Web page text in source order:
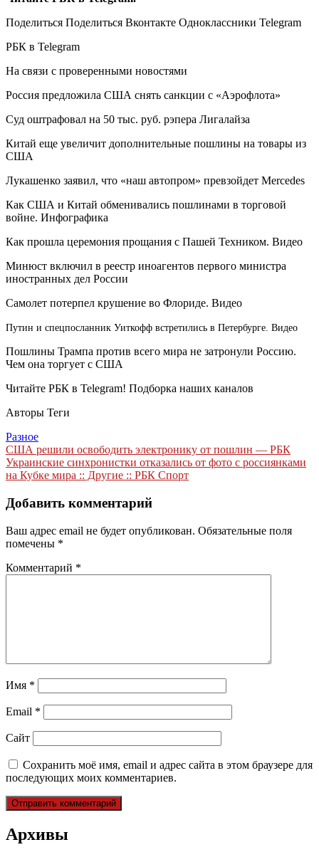
Поделиться Поделиться Вконтакте Одноклассники Telegram
РБК в Telegram
На связи с проверенными новостями
Россия предложила США снять санкции с «Аэрофлота»
Суд оштрафовал на 50 тыс. руб. рэпера Лигалайза
Китай еще увеличит дополнительные пошлины на товары из
США
Лукашенко заявил, что «наш автопром» превзойдет Mercedes
Как США и Китай обменивались пошлинами в торговой
войне. Инфографика
Как прошла церемония прощания с Пашей Техником. Видео
Минюст включил в реестр иноагентов первого министра
иностранных дел России
Самолет потерпел крушение во Флориде. Видео
Путин и спецпосланник Уиткофф встретились в Петербурге. Видео
Пошлины Трампа против всего мира не затронули Россию.
Чем она торгует с США
Читайте РБК в Telegram! Подборка наших каналов
Авторы Теги
Разное
Навигация
по
США решили освободить электронику от пошлин — РБК
Украинские синхронистки отказались от фото с россиянками
на Кубке мира :: Другие :: РБК Спорт
Добавить комментарий
Ваш адрес email не будет опубликован. Обязательные поля
помечены *
Комментарий *
Имя *
Email *
Сайт
Сохранить моё имя, email и адрес сайта в этом браузере для
последующих моих комментариев.
Архивы